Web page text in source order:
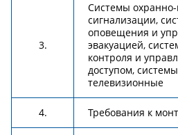
3.
Системы
сигнализации,
оповещения и
эвакуацией,
контроля и
доступом,
телевизионные
4. Требования к